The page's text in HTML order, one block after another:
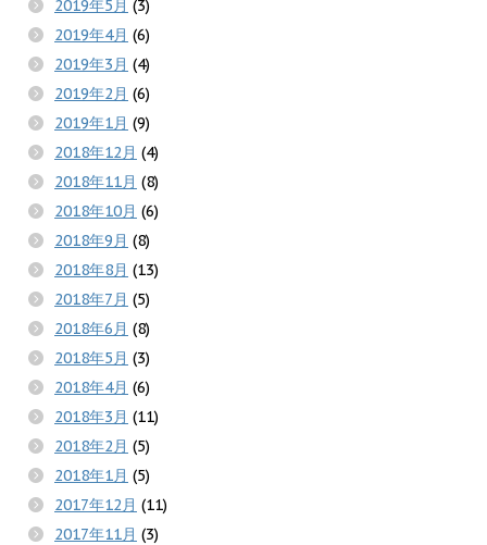
2019年5月 (3)
2019年4月 (6)
2019年3月 (4)
2019年2月 (6)
2019年1月 (9)
2018年12月 (4)
2018年11月 (8)
2018年10月 (6)
2018年9月 (8)
2018年8月 (13)
2018年7月 (5)
2018年6月 (8)
2018年5月 (3)
2018年4月 (6)
2018年3月 (11)
2018年2月 (5)
2018年1月 (5)
2017年12月 (11)
2017年11月 (3)